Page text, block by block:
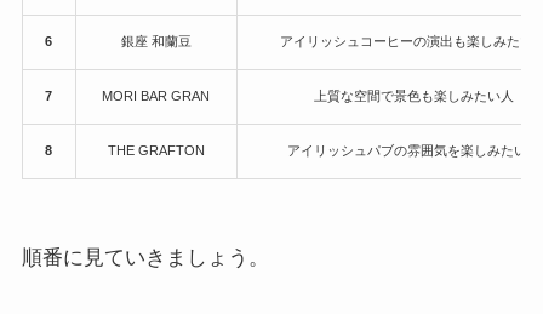
6 銀座 和蘭豆 アイリッシュコーヒーの演出も楽しみたい
7 MORI BAR GRAN 上質な空間で景色も楽しみたい人
8 THE GRAFTON アイリッシュパブの雰囲気を楽しみたい人
順番に見ていきましょう。